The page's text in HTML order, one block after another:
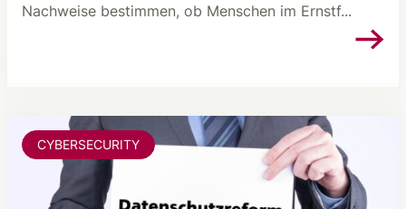
Nachweise bestimmen, ob Menschen im Ernstf...
CYBERSECURITY